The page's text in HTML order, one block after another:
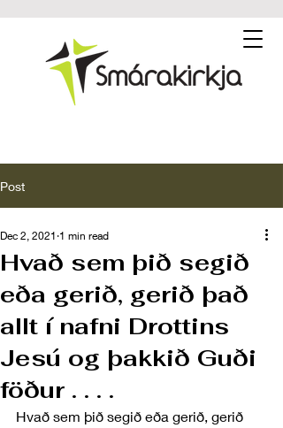
Post
Hvað sem þið segið
eða gerið, gerið það
allt í nafni Drottins
Jesú og þakkið Guði
föður . . . .
Dec 2, 2021 1 min read
Hvað sem þið segið eða gerið, gerið